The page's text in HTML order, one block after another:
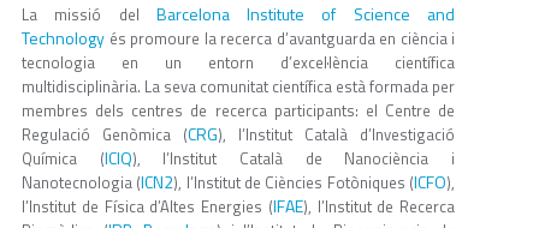
La missió del Barcelona Institute of Science and
Technology és promoure la recerca d’avantguarda en ciència i
tecnologia en un entorn d’excel·lència científica
multidisciplinària. La seva comunitat científica està formada per
membres dels centres de recerca participants: el Centre de
Regulació Genòmica (CRG), l’Institut Català d’Investigació
Química (ICIQ), l’Institut Català de Nanociència i
Nanotecnologia (ICN2), l’Institut de Ciències Fotòniques (ICFO),
l’Institut de Física d’Altes Energies (IFAE), l’Institut de Recerca